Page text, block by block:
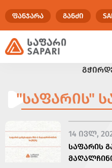
ᲤᲐᲜᲯᲐᲠᲐ ᲒᲐᲜᲫᲘ
"ᲡᲐᲤᲐᲠᲘᲡ"
14 ᲘᲕᲚ,
ᲡᲐᲤᲐᲠᲘᲡ